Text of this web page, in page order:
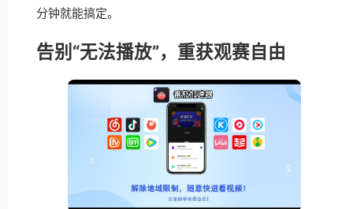
分钟就能搞定。
告别“无法播放”，重获观赛自由